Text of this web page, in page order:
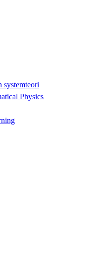
systemteori
Physics